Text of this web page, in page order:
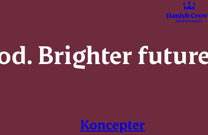
Brighter
Koncepter